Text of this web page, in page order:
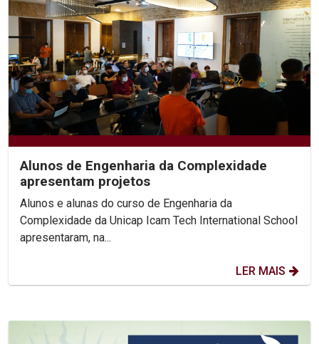
Alunos de Engenharia da Complexidade
apresentam projetos
Alunos e alunas do curso de Engenharia da
Complexidade da Unicap Icam Tech International School
apresentaram, na...
LER MAIS